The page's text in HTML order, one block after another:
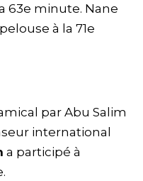
63e minute. Nane
à la 71e
par Abu Salim
international
a participé à